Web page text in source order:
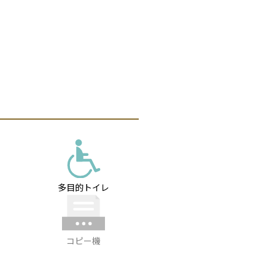
多目的トイレ
コピー機